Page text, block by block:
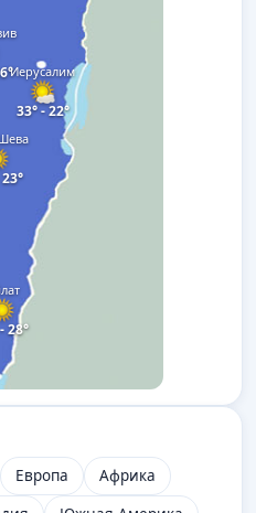
Иерусалим
33° - 22°
28°
Европа
Африка